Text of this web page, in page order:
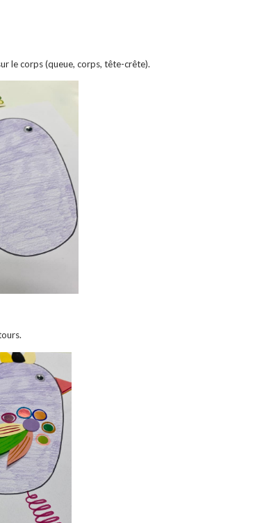
le corps (queue, corps, tête-crête).